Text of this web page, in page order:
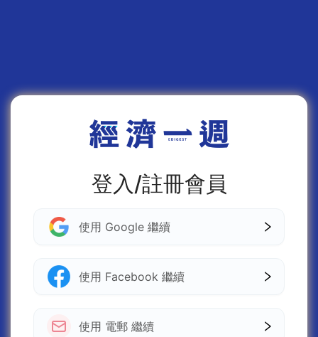
登入/註冊會員
使用 Google 繼續
使用 Facebook 繼續
使用 電郵 繼續